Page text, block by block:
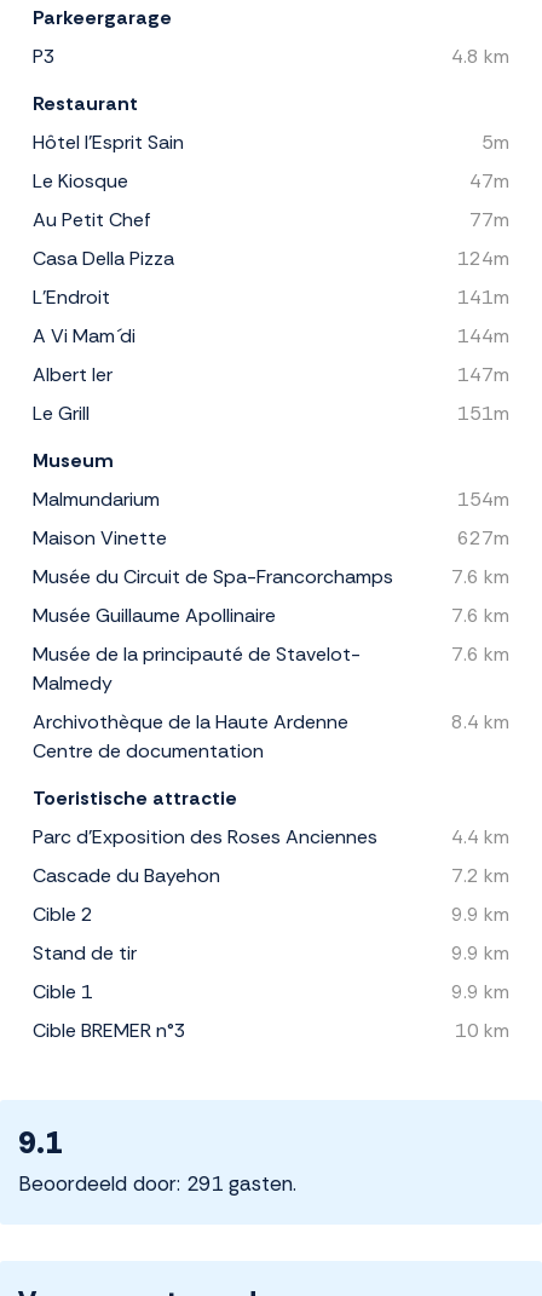
Parkeergarage
P3
4.8 km
Restaurant
Hôtel l'Esprit Sain
5m
Le Kiosque
47m
Au Petit Chef
77m
Casa Della Pizza
124m
L'Endroit
141m
A Vi Mam ´di
144m
Albert Ier
147m
Le Grill
151m
Museum
Malmundarium
154m
Maison Vinette
627m
Musée du Circuit de Spa-Francorchamps
7.6 km
Musée Guillaume Apollinaire
7.6 km
Musée de la principauté de Stavelot-
Malmedy
7.6 km
Archivothèque de la Haute Ardenne
Centre de documentation
8.4 km
Toeristische attractie
Parc d'Exposition des Roses Anciennes
4.4 km
Cascade du Bayehon
7.2 km
Cible 2
9.9 km
Stand de tir
9.9 km
Cible 1
9.9 km
Cible BREMER n°3
10 km
9.1
Beoordeeld door: 291 gasten.